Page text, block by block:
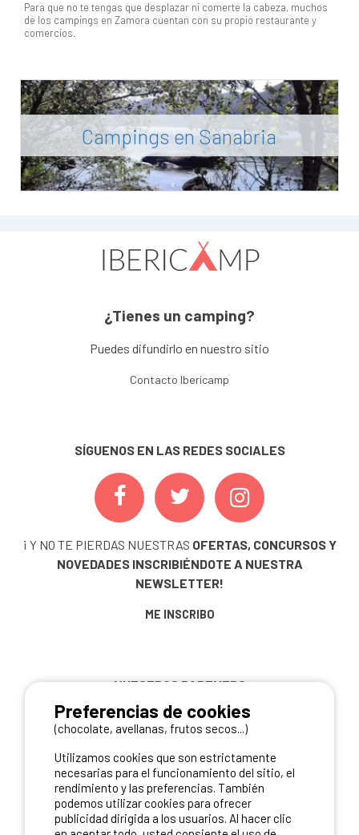
Para que no te tengas que desplazar ni comerte la cabeza, muchos
de los campings en Zamora cuentan con su propio restaurante y
comercios.
Campings en Sanabria
¿Tienes un camping?
Puedes difundirlo en nuestro sitio
Contacto Ibericamp
SÍGUENOS EN LAS REDES SOCIALES
¡ Y NO TE PIERDAS NUESTRAS OFERTAS, CONCURSOS Y
NOVEDADES INSCRIBIÉNDOTE A NUESTRA
NEWSLETTER!
ME INSCRIBO
NUESTROS PARTNERS
Preferencias de cookies
(chocolate, avellanas, frutos secos...)
Utilizamos cookies que son estrictamente
necesarias para el funcionamiento del sitio, el
rendimiento y las preferencias. También
podemos utilizar cookies para ofrecer
publicidad dirigida a los usuarios. Al hacer clic